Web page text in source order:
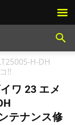
H-DH
!!
ワ 23 エメ
テナンス修